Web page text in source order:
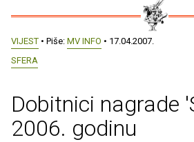
VIJEST • Piše: MV INFO • 17.04.2007.
SFERA
Dobitnici nagrade
2006. godinu